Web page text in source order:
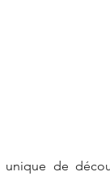
de